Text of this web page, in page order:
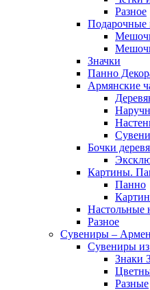
Разное
Подарочные
Значки
Панно
Армянские
Бочки
Картины.
Панно
Настольные
Разное
Сувениры –
Сувениры из
Знаки
Разные